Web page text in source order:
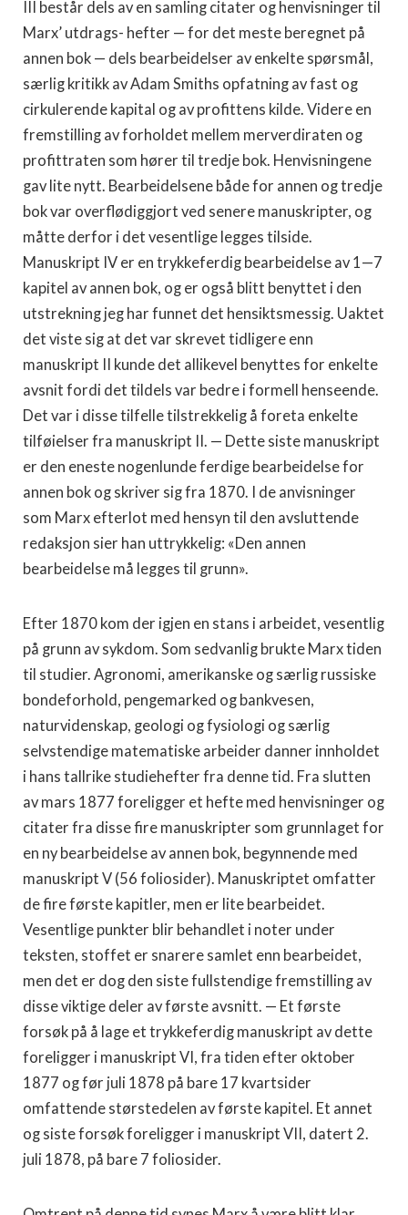
III består dels av en samling citater og henvisninger til
Marx’ utdrags- hefter — for det meste beregnet på
annen bok — dels be­arbeidelser av enkelte spørsmål,
særlig kritikk av Adam Smiths opfatning av fast og
cirkulerende kapital og av pro­fittens kilde. Videre en
fremstilling av forholdet mellem mer­verdiraten og
profittraten som hører til tredje bok. Henvisningene
gav lite nytt. Bearbeidelsene både for annen og tredje
bok var overflødiggjort ved senere manuskripter, og
måtte derfor i det vesentlige legges tilside.
Manuskript IV er en trykkeferdig bearbeidelse av 1—7
kapitel av annen bok, og er også blitt benyttet i den
utstrekning jeg har funnet det hensiktsmessig. Uaktet
det viste sig at det var skrevet tid­ligere enn
manuskript II kunde det allikevel benyttes for en­kelte
avsnit fordi det tildels var bedre i formell henseende.
Det var i disse tilfelle tilstrekkelig å foreta enkelte
tilføielser fra manuskript II. — Dette siste manuskript
er den eneste nogenlunde ferdige bearbeidelse for
annen bok og skriver sig fra 1870. I de anvisninger
som Marx efterlot med hensyn til den avsluttende
redaksjon sier han uttrykkelig: «Den an­nen
bearbeidelse må legges til grunn».
Efter 1870 kom der igjen en stans i arbeidet, vesentlig
på grunn av sykdom. Som sedvanlig brukte Marx tiden
til stu­dier. Agronomi, amerikanske og særlig russiske
bondeforhold, pengemarked og bankvesen,
naturvidenskap, geologi og fysi­ologi og særlig
selvstendige matematiske arbeider danner inn­holdet
i hans tallrike studiehefter fra denne tid. Fra slutten
av mars 1877 foreligger et hefte med henvisninger og
citater fra disse fire manuskripter som grunnlaget for
en ny bear­beidelse av annen bok, begynnende med
manuskript V (56 foliosider). Manuskriptet omfatter
de fire første kapitler, men er lite bearbeidet.
Vesentlige punkter blir behandlet i noter under
teksten, stoffet er snarere samlet enn bearbeidet,
men det er dog den siste fullstendige fremstilling av
disse viktige deler av første avsnitt. — Et første
forsøk på å lage et trykkeferdig manuskript av dette
foreligger i manuskript VI, fra tiden efter oktober
1877 og før juli 1878 på bare 17 kvartsider
omfattende størstedelen av første kapitel. Et annet
og siste forsøk foreligger i manuskript VII, datert 2.
juli 1878, på bare 7 foliosider.